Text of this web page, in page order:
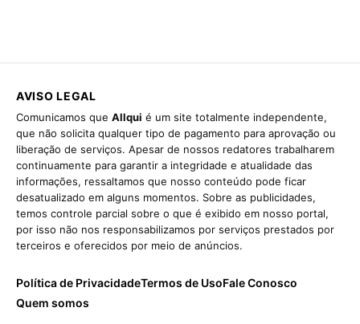
AVISO LEGAL
Comunicamos que Allqui é um site totalmente independente,
que não solicita qualquer tipo de pagamento para aprovação ou
liberação de serviços. Apesar de nossos redatores trabalharem
continuamente para garantir a integridade e atualidade das
informações, ressaltamos que nosso conteúdo pode ficar
desatualizado em alguns momentos. Sobre as publicidades,
temos controle parcial sobre o que é exibido em nosso portal,
por isso não nos responsabilizamos por serviços prestados por
terceiros e oferecidos por meio de anúncios.
Política de PrivacidadeTermos de UsoFale Conosco
Quem somos